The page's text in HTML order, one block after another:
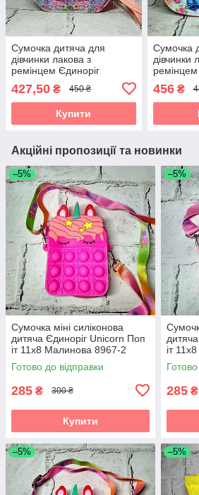
Сумочка дитяча для
дівчинки лакова з
ремінцем Єдиноріг
Персикова 18,5х16,5х7 см
206-2
427,50 ₴ 450 ₴
Купити
Сумочка
дівчинки
ремінцем
456₴
Акційні пропозиції та новинки
–5%
Сумочка міні силіконова
дитяча Єдиноріг Unicorn Поп
іт 11х8 Малинова 8967-2
Готово до відправки
285 ₴ 300 ₴
Купити
–5%
іт
285 ₴
–5% –5%